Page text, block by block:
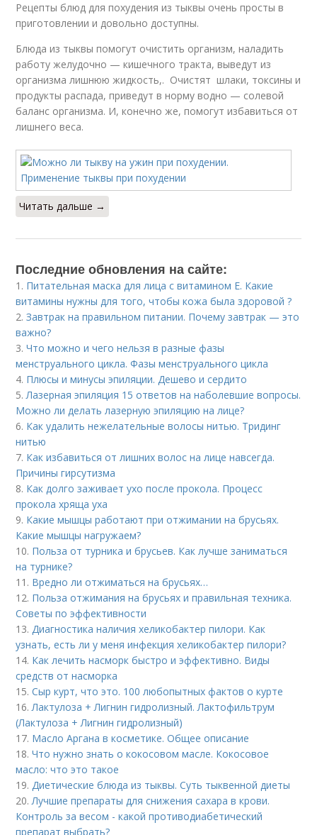
Рецепты блюд для похудения из тыквы очень просты в
приготовлении и довольно доступны.
Блюда из тыквы помогут очистить организм, наладить
работу желудочно — кишечного тракта, выведут из
организма лишнюю жидкость,. Очистят шлаки, токсины и
продукты распада, приведут в норму водно — солевой
баланс организма. И, конечно же, помогут избавиться от
лишнего веса.
Читать дальше →
Последние обновления на сайте:
1. Питательная маска для лица с витамином Е. Какие
витамины нужны для того, чтобы кожа была здоровой ?
2.Завтрак на правильном питании. Почему завтрак — это
важно?
3.Что можно и чего нельзя в разные фазы
менструального цикла. Фазы менструального цикла
4. Плюсы и минусы эпиляции. Дешево и сердито
5.Лазерная эпиляция 15 ответов на наболевшие вопросы.
Можно ли делать лазерную эпиляцию на лице?
6. Как удалить нежелательные волосы нитью. Тридинг
нитью
7. Как избавиться от лишних волос на лице навсегда.
Причины гирсутизма
8. Как долго заживает ухо после прокола. Процесс
прокола хряща уха
9. Какие мышцы работают при отжимании на брусьях.
Какие мышцы нагружаем?
10. Польза от турника и брусьев. Как лучше заниматься
на турнике?
11. Вредно ли отжиматься на брусьях…
12. Польза отжимания на брусьях и правильная техника.
Советы по эффективности
13.Диагностика наличия хеликобактер пилори. Как
узнать, есть ли у меня инфекция хеликобактер пилори?
14. Как лечить насморк быстро и эффективно. Виды
средств от насморка
15.Сыр курт, что это. 100 любопытных фактов о курте
16.Лактулоза + Лигнин гидролизный. Лактофильтрум
(Лактулоза + Лигнин гидролизный)
17. Масло Аргана в косметике. Общее описание
18.Что нужно знать о кокосовом масле. Кокосовое
масло: что это такое
19.Диетические блюда из тыквы. Суть тыквенной диеты
20.Лучшие препараты для снижения сахара в крови.
Контроль за весом - какой противодиабетический
препарат выбрать?